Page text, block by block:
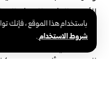
باستخدام هذا الموقع ، فإنك
شروط الاستخدام.
الأمينة العامة للاتحاد
أكدت فيها أهمية تعزيز
الاصطناعي بما يخدم
السويسري ألبرت روستي